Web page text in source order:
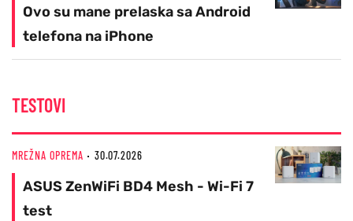
Ovo su mane prelaska sa Android
telefona na iPhone
TESTOVI
MREŽNA OPREMA 30.07.2026
ASUS ZenWiFi BD4 Mesh - Wi-Fi 7
test